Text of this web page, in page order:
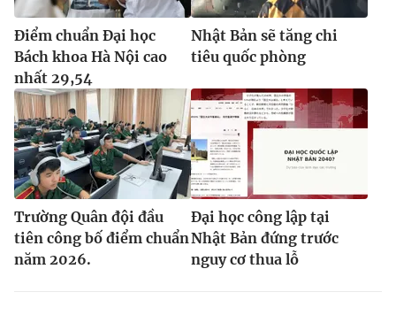
Điểm chuẩn Đại học
Bách khoa Hà Nội cao
nhất 29,54
Nhật Bản sẽ tăng chi
tiêu quốc phòng
Trường Quân đội đầu
tiên công bố điểm chuẩn
năm 2026.
Đại học công lập tại
Nhật Bản đứng trước
nguy cơ thua lỗ